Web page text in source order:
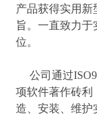
产品获得实用新
旨。一直致力
位。
公司通过
项软件著作砖利
造、安装、维护